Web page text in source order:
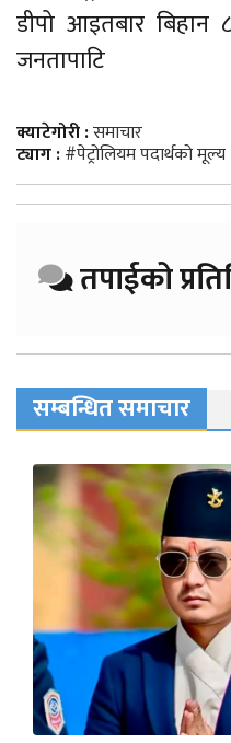
डीपो आइतबार बिहान
जनतापाटि
क्याटेगोरी :समाचार
ट्याग :#पेट्रोलियम पदार्थको मूल्य
तपाईको
सम्बन्धित समाचार